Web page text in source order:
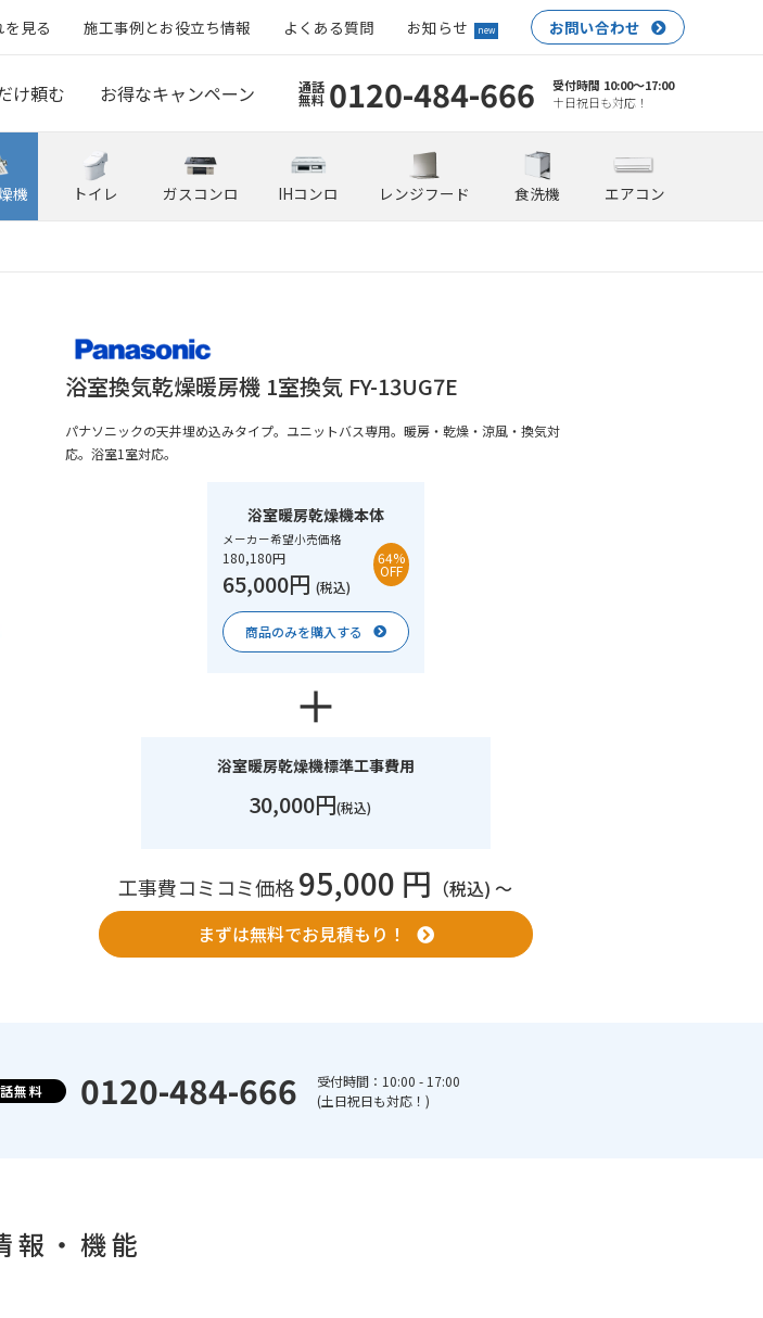
見る 施工事例とお役立ち情報 よくある質問 お知らせ new お問い合わせ
け頼む お得なキャンペーン 通話
無料 0120-484-666
受付時間 10:00〜17:00
土日祝日も対応！
機 トイレ ガスコンロ IHコンロ レンジフード 食洗機 エアコン
浴室換気乾燥暖房機 1室換気 FY-13UG7E
パナソニックの天井埋め込みタイプ。ユニットバス専用。暖房・乾燥・涼風・換気対
応。浴室1室対応。
浴室暖房乾燥機本体
メーカー希望小売価格
180,180円
65,000円 (税込)
64%
OFF
商品のみを購入する
浴室暖房乾燥機標準工事費用
30,000円(税込)
工事費コミコミ価格95,000 円 （税込) 〜
まずは無料でお見積もり！
無料 0120-484-666
受付時間：10:00 - 17:00
(土日祝日も対応！)
報・機能